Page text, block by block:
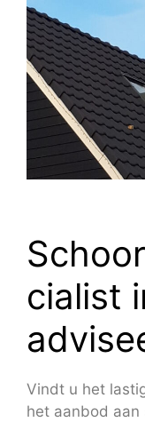
cialist
Vindt u het
het aanbod aan